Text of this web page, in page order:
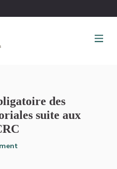
des
suite aux